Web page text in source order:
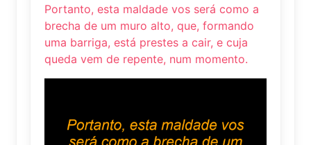
Portanto, esta maldade vos será como a
brecha de um muro alto, que, formando
uma barriga, está prestes a cair, e cuja
queda vem de repente, num momento.